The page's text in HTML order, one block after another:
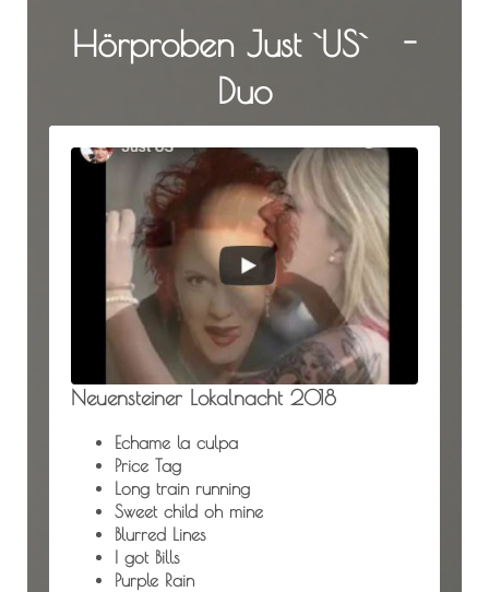
Hörproben Just `US` -
Duo
Neuensteiner Lokalnacht 2018
Echame la culpa
Price Tag
Long train running
Sweet child oh mine
Blurred Lines
I got Bills
Purple Rain